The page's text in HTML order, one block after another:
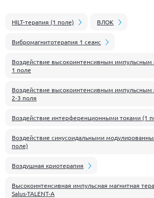
HILT-терапия (1 поле) ВЛОК
Вибромагнитотерапия 1 сеанс
Воздействие высокоинтенсивным
1 поле
Воздействие высокоинтенсивным
2-3 поля
Воздействие интерференционными токами (1
Воздействие синусоидальными
поле)
Воздушная криотерапия
Высокоинтенсивная импульсная магнитная
Salus-TALENT-A